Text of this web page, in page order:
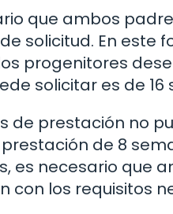
que ambos
solicitud. En este
progenitores
solicitar es de 16
de prestación no
de 8
es necesario que
con los requisitos